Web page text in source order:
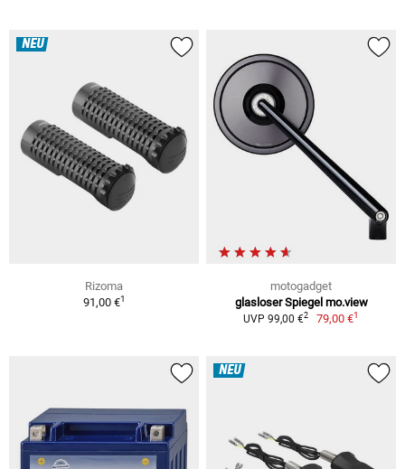
NEU
Rizoma
91,00 €1
motogadget
glasloser Spiegel mo.view
UVP 99,00 €2 79,00 €1
NEU